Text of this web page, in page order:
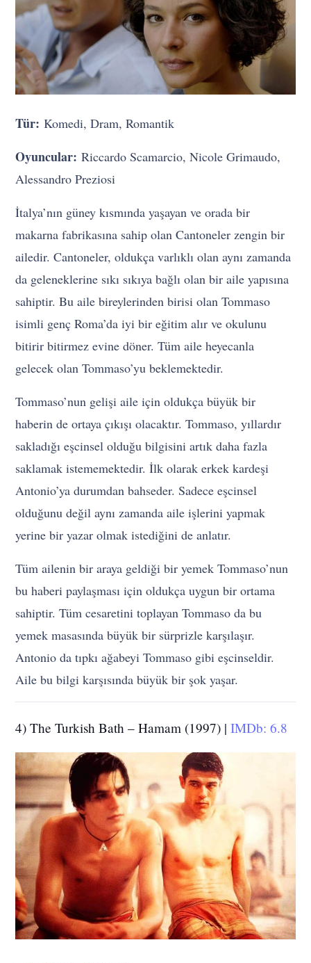
Tür:Komedi, Dram, Romantik
Oyuncular:Riccardo Scamarcio, Nicole Grimaudo,
Alessandro Preziosi
İtalya’nın güney kısmında yaşayan ve orada bir
makarna fabrikasına sahip olan Cantoneler zengin bir
ailedir. Cantoneler, oldukça varlıklı olan aynı zamanda
da geleneklerine sıkı sıkıya bağlı olan bir aile yapısına
sahiptir. Bu aile bireylerinden birisi olan Tommaso
isimli genç Roma’da iyi bir eğitim alır ve okulunu
bitirir bitirmez evine döner. Tüm aile heyecanla
gelecek olan Tommaso’yu beklemektedir.
Tommaso’nun gelişi aile için oldukça büyük bir
haberin de ortaya çıkışı olacaktır. Tommaso, yıllardır
sakladığı eşcinsel olduğu bilgisini artık daha fazla
saklamak istememektedir. İlk olarak erkek kardeşi
Antonio’ya durumdan bahseder. Sadece eşcinsel
olduğunu değil aynı zamanda aile işlerini yapmak
yerine bir yazar olmak istediğini de anlatır.
Tüm ailenin bir araya geldiği bir yemek Tommaso’nun
bu haberi paylaşması için oldukça uygun bir ortama
sahiptir. Tüm cesaretini toplayan Tommaso da bu
yemek masasında büyük bir sürprizle karşılaşır.
Antonio da tıpkı ağabeyi Tommaso gibi eşcinseldir.
Aile bu bilgi karşısında büyük bir şok yaşar.
4) The Turkish Bath – Hamam (1997) |IMDb: 6.8